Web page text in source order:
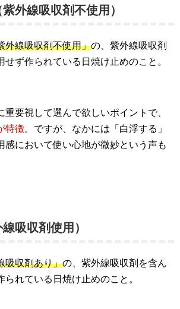
外線吸収剤不使用）
外線吸収剤不使用」の、紫外線吸収剤
せず作られている日焼け止めのこと。
重要視して選んで欲しいポイントで、
特徴。ですが、なかには「白浮する」
感において使い心地が微妙という声も
吸収剤使用）
吸収剤あり」の、紫外線吸収剤を含ん
られている日焼け止めのこと。